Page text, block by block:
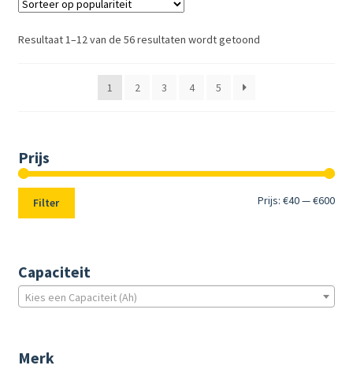
Resultaat 1–12 van de 56 resultaten wordt getoond
1 2 3 4 5
Prijs
Min.
Filter Prijs:€40—€600
Capaciteit
Kies een Capaciteit (Ah)
Merk